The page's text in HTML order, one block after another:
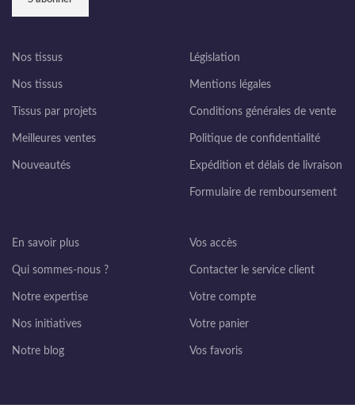
Nos tissus
Nos tissus
Tissus par projets
Meilleures ventes
Nouveautés
Législation
Mentions légales
Conditions générales de vente
Politique de confidentialité
Expédition et délais de livraison
Formulaire de remboursement
En savoir plus
Qui sommes-nous ?
Notre expertise
Nos initiatives
Notre blog
Vos accès
Contacter le service client
Votre compte
Votre panier
Vos favoris